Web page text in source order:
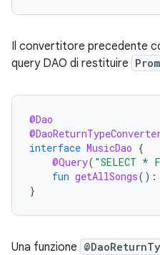
Il convertitore precedente
query DAO di restituire
@Dao
interface MusicDao {
@Query( "SELECT *
fun getAllSongs():
}
Una funzione